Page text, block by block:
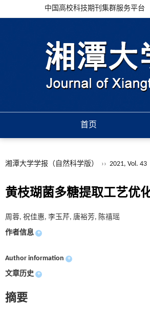
中国高校科技期刊集群服务平台
首页
湘潭大学学报（自然科学版） ›› 2021, Vol. 43
黄枝瑚菌多糖提取工艺优
周蓉, 祝佳惠, 李玉芹, 唐裕芳, 陈禧瑶
作者信息 +
Author information +
文章历史 +
摘要